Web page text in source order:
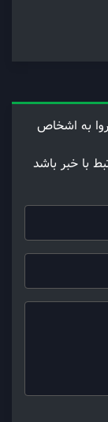
به اشخاص
با خبر باشد